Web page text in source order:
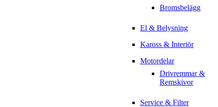
Bromsbelägg
El & Belysning
Kaross & Interiör
Motordelar
Drivremmar &
Remskivor
Service & Filter